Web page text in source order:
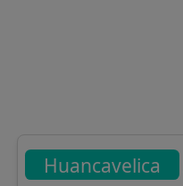
Huancavelica